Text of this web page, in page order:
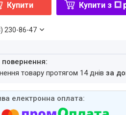
Купити Купити з
230-86-47
товару протягом 14 днівза